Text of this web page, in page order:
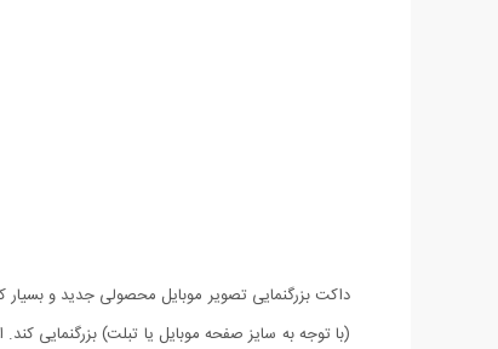
(با توجه به سایز صفحه موبایل یا تبلت) بزرگنمایی